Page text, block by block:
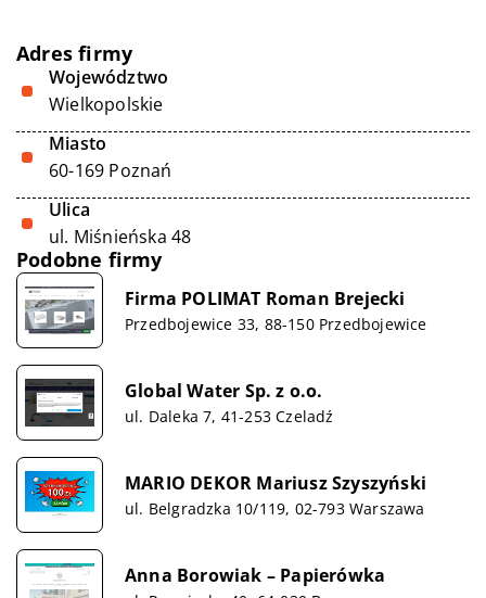
Adres firmy
Województwo
Wielkopolskie
Miasto
60-169 Poznań
Ulica
ul. Miśnieńska 48
Podobne firmy
Firma POLIMAT Roman Brejecki
Przedbojewice 33, 88-150 Przedbojewice
Global Water Sp. z o.o.
ul. Daleka 7, 41-253 Czeladź
MARIO DEKOR Mariusz Szyszyński
ul. Belgradzka 10/119, 02-793 Warszawa
Anna Borowiak – Papierówka